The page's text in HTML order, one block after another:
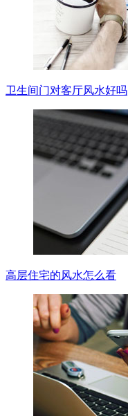
卫生间门对客厅风水好吗
高层住宅的风水怎么看